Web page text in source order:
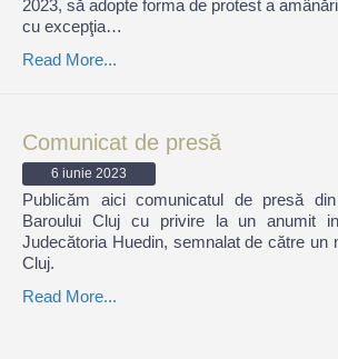
2023, să adopte forma de protest a
cu excepţia…
Read More...
Comunicat de presă
6 iunie 2023
Publicăm aici comunicatul de presă
Baroului Cluj cu privire la un anumit
Judecătoria Huedin, semnalat de către un
Cluj.
Read More...